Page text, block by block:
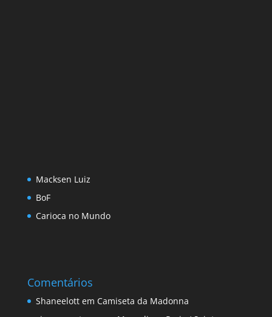
Macksen Luiz
BoF
Carioca no Mundo
Comentários
Shaneelottem Camiseta da Madonna